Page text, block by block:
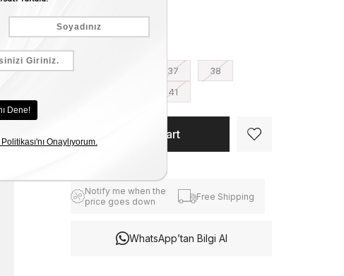
Brown-Gold
37
38
41
Notify me when the
price goes down
Free Shipping
WhatsApp’tan Bilgi Al